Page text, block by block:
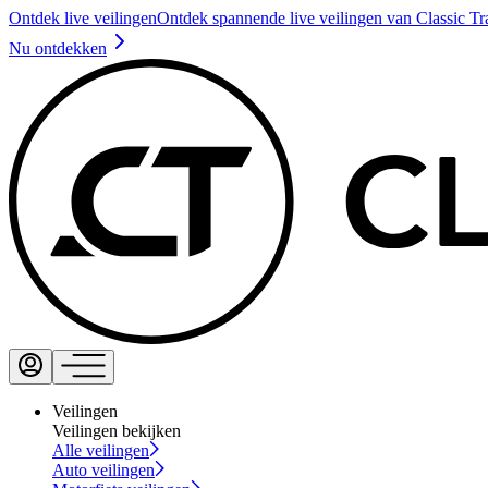
Ontdek live veilingenOntdek spannende live veilingen van Classic
Nu ontdekken
Veilingen
Veilingen bekijken
Alle veilingen
Auto veilingen